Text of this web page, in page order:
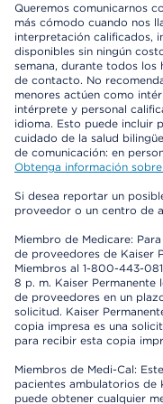
Queremos comunicarnos
más cómodo cuando nos
interpretación calificados,
disponibles sin ningún
semana, durante todos
de contacto. No
menores actúen como
intérprete y personal
idioma. Esto puede incluir
cuidado de la salud
de comunicación: en
Obtenga información
Si desea reportar un
proveedor o un centro de
Miembro de Medicare:
de proveedores de Kaiser
Miembros al 1-800-443-
8 p. m. Kaiser
de proveedores en un
solicitud. Kaiser
copia impresa es una
para recibir esta copia
Miembros de Medi-Cal:
pacientes ambulatorios de
puede obtener cualquier